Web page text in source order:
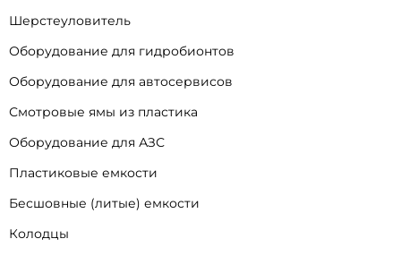
Шерстеуловитель
Оборудование для гидробионтов
Оборудование для автосервисов
Смотровые ямы из пластика
Оборудование для АЗС
Пластиковые емкости
Бесшовные (литые) емкости
Колодцы